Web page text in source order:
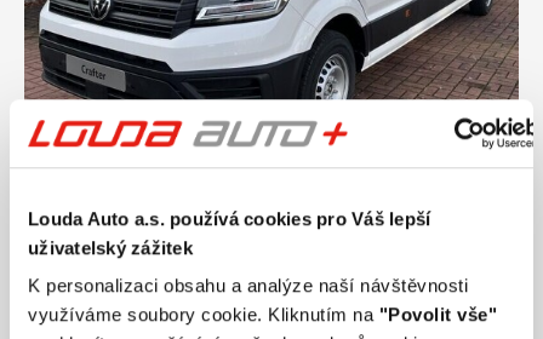
Louda Auto a.s. používá cookies pro Váš lepší
uživatelský zážitek
K personalizaci obsahu a analýze naší návštěvnosti
využíváme soubory cookie. Kliknutím na "Povolit vše"
VOLKSWAGEN Crafter skříň 35 6G FWD DR
103 kW
0 km
103 kW
Palivo
Převodovka